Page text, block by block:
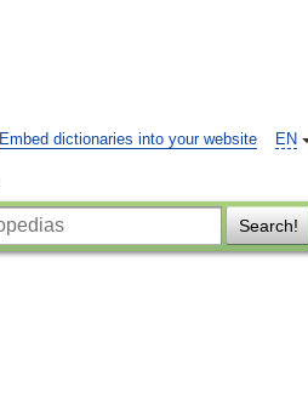
EN
Embed dictionaries into your website
Search!